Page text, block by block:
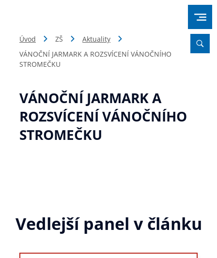
Úvod ZŠ
Aktuality
VÁNOČNÍ JARMARK A ROZSVÍCENÍ VÁNOČNÍHO
STROMEČKU
VÁNOČNÍ JARMARK A
ROZSVÍCENÍ VÁNOČNÍHO
STROMEČKU
Vedlejší panel v článku